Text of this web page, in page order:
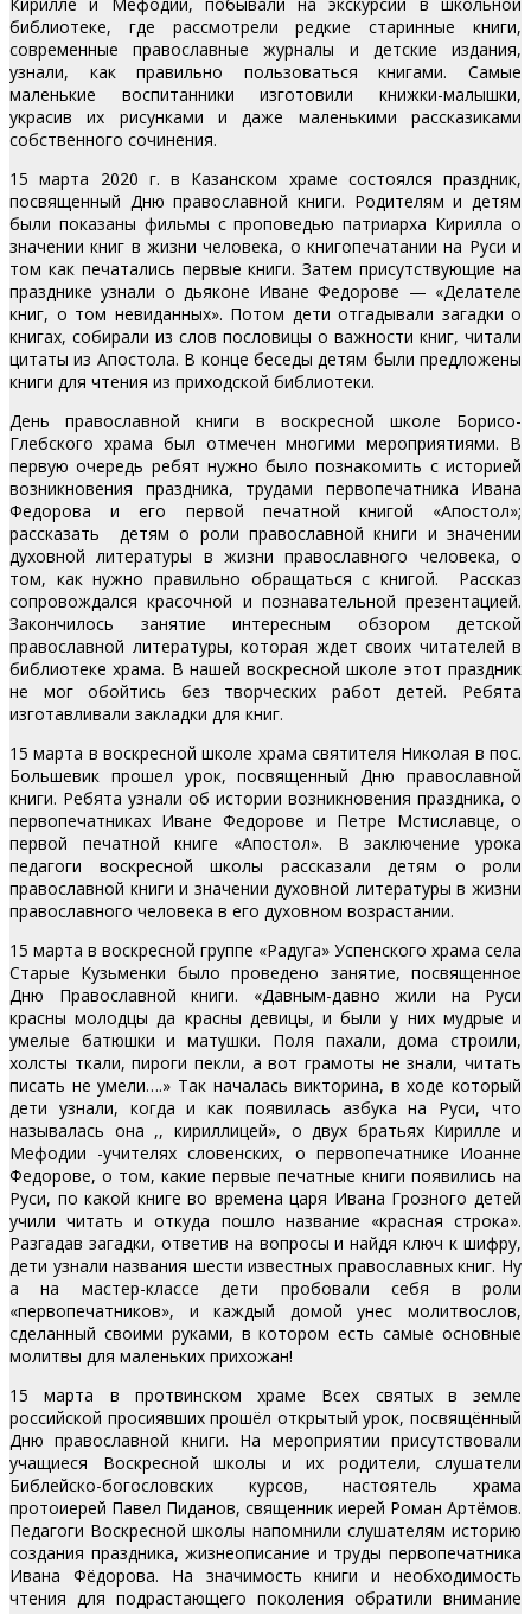
библиотеке, где рассмотрели редкие старинные книги,
современные православные журналы и детские издания,
узнали, как правильно пользоваться книгами. Самые
маленькие воспитанники изготовили книжки-малышки,
украсив их рисунками и даже маленькими рассказиками
собственного сочинения.
15 марта 2020 г. в Казанском храме состоялся праздник,
посвященный Дню православной книги. Родителям и детям
были показаны фильмы с проповедью патриарха Кирилла о
значении книг в жизни человека, о книгопечатании на Руси и
том как печатались первые книги. Затем присутствующие на
празднике узнали о дьяконе Иване Федорове — «Делателе
книг, о том невиданных». Потом дети отгадывали загадки о
книгах, собирали из слов пословицы о важности книг, читали
цитаты из Апостола. В конце беседы детям были предложены
книги для чтения из приходской библиотеки.
День православной книги в воскресной школе Борисо-
Глебского храма был отмечен многими мероприятиями. В
первую очередь ребят нужно было познакомить с историей
возникновения праздника, трудами первопечатника Ивана
Федорова и его первой печатной книгой «Апостол»;
рассказать детям о роли православной книги и значении
духовной литературы в жизни православного человека, о
том, как нужно правильно обращаться с книгой. Рассказ
сопровождался красочной и познавательной презентацией.
Закончилось занятие интересным обзором детской
православной литературы, которая ждет своих читателей в
библиотеке храма. В нашей воскресной школе этот праздник
не мог обойтись без творческих работ детей. Ребята
изготавливали закладки для книг.
15 марта в воскресной школе храма святителя Николая в пос.
Большевик прошел урок, посвященный Дню православной
книги. Ребята узнали об истории возникновения праздника, о
первопечатниках Иване Федорове и Петре Мстиславце, о
первой печатной книге «Апостол». В заключение урока
педагоги воскресной школы рассказали детям о роли
православной книги и значении духовной литературы в жизни
православного человека в его духовном возрастании.
15 марта в воскресной группе «Радуга» Успенского храма села
Старые Кузьменки было проведено занятие, посвященное
Дню Православной книги. «Давным-давно жили на Руси
красны молодцы да красны девицы, и были у них мудрые и
умелые батюшки и матушки. Поля пахали, дома строили,
холсты ткали, пироги пекли, а вот грамоты не знали, читать
писать не умели….» Так началась викторина, в ходе который
дети узнали, когда и как появилась азбука на Руси, что
называлась она ,, кириллицей», о двух братьях Кирилле и
Мефодии -учителях словенских, о первопечатнике Иоанне
Федорове, о том, какие первые печатные книги появились на
Руси, по какой книге во времена царя Ивана Грозного детей
учили читать и откуда пошло название «красная строка».
Разгадав загадки, ответив на вопросы и найдя ключ к шифру,
дети узнали названия шести известных православных книг. Ну
а на мастер-классе дети пробовали себя в роли
«первопечатников», и каждый домой унес молитвослов,
сделанный своими руками, в котором есть самые основные
молитвы для маленьких прихожан!
15 марта в протвинском храме Всех святых в земле
российской просиявших прошёл открытый урок, посвящённый
Дню православной книги. На мероприятии присутствовали
учащиеся Воскресной школы и их родители, слушатели
Библейско-богословских курсов, настоятель храма
протоиерей Павел Пиданов, священник иерей Роман Артёмов.
Педагоги Воскресной школы напомнили слушателям историю
создания праздника, жизнеописание и труды первопечатника
Ивана Фёдорова. На значимость книги и необходимость
чтения для подрастающего поколения обратили внимание